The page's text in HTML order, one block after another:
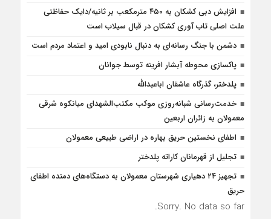
افزایش دبی کشکان به ۴۵۰ مترمکعب بر ثانیه/دایک حفاظتی
علت اصلی تاب آوری کشکان در قبال سیلاب است
دشمن با جنگ رسانه‌ای به دنبال نابودی امید و اعتماد مردم است
پاکسازی محوطه آبشار افرینه توسط جوانان
پلدختر، گذرگاه عاشقان اباعبدالله
خدمت‌رسانی شبانه‌روزی موکب مکتب‌الشهدای میانکوه شرقی
معمولان به زائران اربعین
اطفای نخستین حریق بهاره در اراضی طبیعی معمولان
تجلیل از قهرمانان کاراته پلدختر
تجهیز ۲۴ دهیاری شهرستان معمولان به دستگاه‌های دمنده اطفای
حریق
Sorry. No data so far.